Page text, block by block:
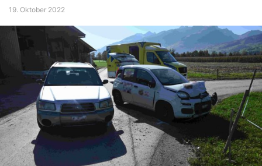
19. Oktober 2022